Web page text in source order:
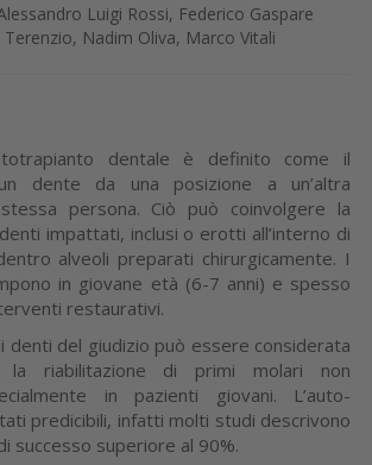
Luigi Rossi, Federico Gaspare
Nadim Oliva, Marco Vitali
dentale è definito come il
dente da una posizione a un’altra
persona. Ciò può coinvolgere la
impattati, inclusi o erotti all’interno di
alveoli preparati chirurgicamente. I
in giova­ne età (6-7 anni) e spesso
restaurativi.
denti del giudi­zio può essere considerata
la riabilitazione di primi molari non
in pazienti giovani. L’auto­
predicibili, in­fatti molti studi descrivono
successo superiore al 90%.